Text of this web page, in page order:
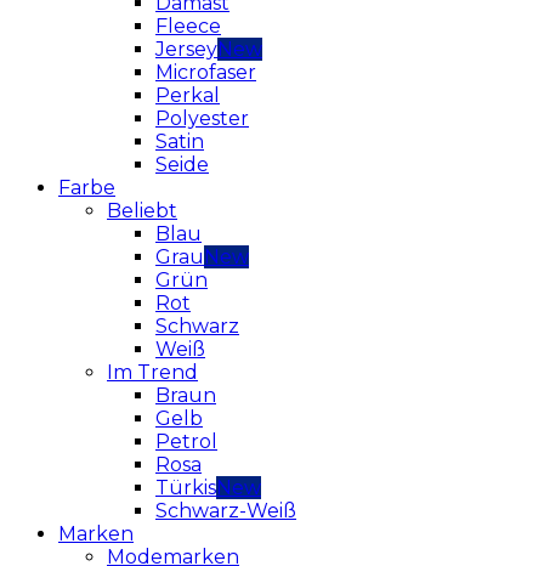
Fleece
Jersey
Microfaser
Perkal
Polyester
Satin
Seide
Farbe
Beliebt
Blau
Grau
Grün
Rot
Schwarz
Weiß
Im Trend
Braun
Gelb
Petrol
Rosa
Türkis
Schwarz-Weiß
Marken
Modemarken